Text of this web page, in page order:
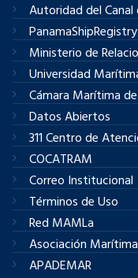
Autoridad del Canal
Ministerio de
Universidad
Cámara Marítima
Datos Abiertos
311 Centro de
COCATRAM
Correo Institucional
Términos de Uso
Red MAMLa
Asociación
APADEMAR